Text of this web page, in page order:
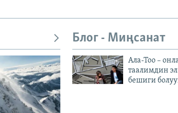
Блог - Миңсанат
Ала-Тоо –
таалимдин
бешиги